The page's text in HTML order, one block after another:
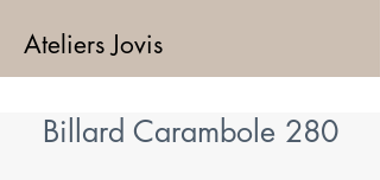
Ateliers Jovis
Billard Carambole 280